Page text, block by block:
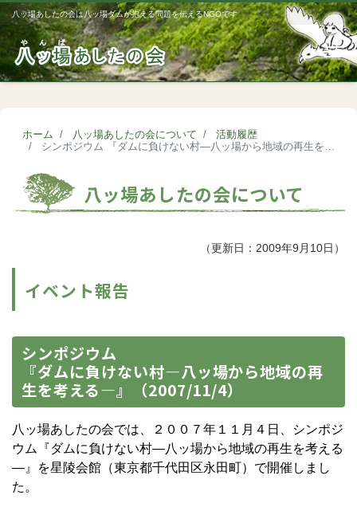
八ッ場あしたの会は八ッ場ダムが抱える問題を伝えるNGOです
ホーム 八ッ場あしたの会について
活動履歴
シンポジウム 『ダムに負けない村―八ッ場から地域の再生を考える―』（2007/11/4）
八ッ場あしたの会について
（更新日：2009年9月10日）
イベント報告
シンポジウム
『ダムに負けない村―八ッ場から地域の再
生を考える―』（2007/11/4）
八ッ場あしたの会では、２００７年１１月４日、シンポジ
ウム『ダムに負けない村―八ッ場から地域の再生を考える
―』を星陵会館（東京都千代田区永田町）で開催しまし
た。